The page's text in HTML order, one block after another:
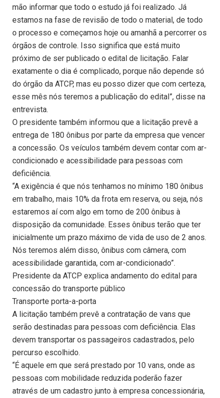
mão informar que todo o estudo já foi realizado. Já
estamos na fase de revisão de todo o material, de todo
o processo e começamos hoje ou amanhã a percorrer os
órgãos de controle. Isso significa que está muito
próximo de ser publicado o edital de licitação. Falar
exatamente o dia é complicado, porque não depende só
do órgão da ATCP, mas eu posso dizer que com certeza,
esse mês nós teremos a publicação do edital”, disse na
entrevista.
O presidente também informou que a licitação prevê a
entrega de 180 ônibus por parte da empresa que vencer
a concessão. Os veículos também devem contar com ar-
condicionado e acessibilidade para pessoas com
deficiência.
“A exigência é que nós tenhamos no mínimo 180 ônibus
em trabalho, mais 10% da frota em reserva, ou seja, nós
estaremos aí com algo em torno de 200 ônibus à
disposição da comunidade. Esses ônibus terão que ter
inicialmente um prazo máximo de vida de uso de 2 anos.
Nós teremos além disso, ônibus com câmera, com
acessibilidade garantida, com ar-condicionado”.
Presidente da ATCP explica andamento do edital para
concessão do transporte público
Transporte porta-a-porta
A licitação também prevê a contratação de vans que
serão destinadas para pessoas com deficiência. Elas
devem transportar os passageiros cadastrados, pelo
percurso escolhido.
“É aquele em que será prestado por 10 vans, onde as
pessoas com mobilidade reduzida poderão fazer
através de um cadastro junto à empresa concessionária,